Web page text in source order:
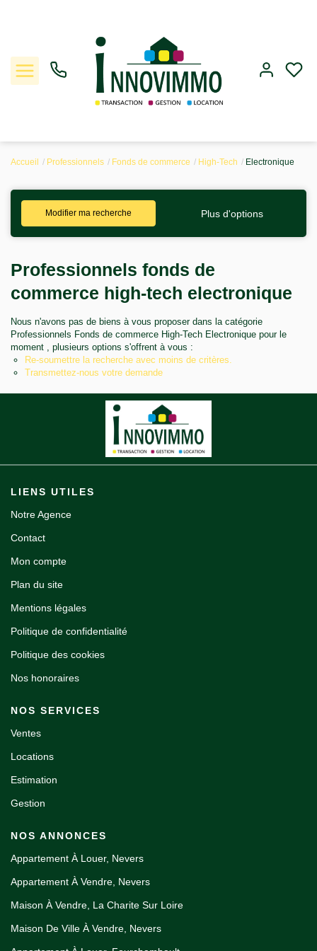
Locations
Gestion
Estimation
Notre agence
Contact
Accueil Professionnels Fonds de commerce High-Tech Electronique
Modifier ma recherche Plus d'options
Professionnels fonds de
commerce high-tech electronique
Nous n'avons pas de biens à vous proposer dans la catégorie
Professionnels Fonds de commerce High-Tech Electronique pour le
moment , plusieurs options s'offrent à vous :
Re-soumettre la recherche avec moins de critères.
Transmettez-nous votre demande
LIENS UTILES
Notre Agence
Contact
Mon compte
Plan du site
Mentions légales
Politique de confidentialité
Politique des cookies
Nos honoraires
NOS SERVICES
Ventes
Locations
Estimation
Gestion
NOS ANNONCES
Appartement À Louer, Nevers
Appartement À Vendre, Nevers
Maison À Vendre, La Charite Sur Loire
Maison De Ville À Vendre, Nevers